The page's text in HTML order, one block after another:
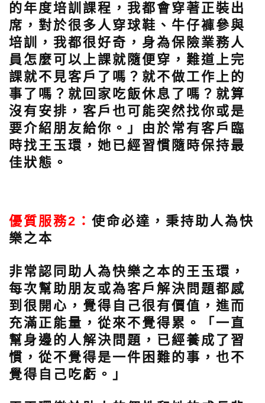
的年度培訓課程，我都會穿著正裝出
席，對於很多人穿球鞋、牛仔褲參與
培訓，我都很好奇，身為保險業務人
員怎麼可以上課就隨便穿，難道上完
課就不見客戶了嗎？就不做工作上的
事了嗎？就回家吃飯休息了嗎？就算
沒有安排，客戶也可能突然找你或是
要介紹朋友給你。 」由於常有客戶臨
時找王玉環，她已經習慣隨時保持最
佳狀態。
優質服務2： 使命必達，秉持助人為快
樂之本
非常認同助人為快樂之本的王玉環，
每次幫助朋友或為客戶解決問題都感
到很開心，覺得自己很有價值，進而
充滿正能量，從來不覺得累。「一直
幫身邊的人解決問題，已經養成了習
慣，從不覺得是一件困難的事，也不
覺得自己吃虧。」